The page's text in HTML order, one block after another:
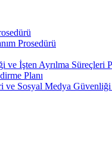
Prosedürü
ve İşten Ayrılma Süreçleri
Planı
ve Sosyal Medya Güvenliği